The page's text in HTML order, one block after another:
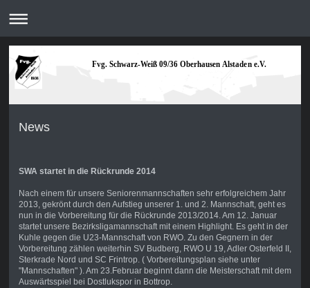
Fvg. Schwarz-Weiß 09/36 Oberhausen Alstaden e.V.
News
SWA startet in die Rückrunde 2014
Nach einem für unsere Seniorenmannschaften sehr erfolgreichem Jahr
2013, gekrönt durch den Aufstieg unserer 1. und 2. Mannschaft, geht es
nun in die Vorbereitung für die Rückrunde 2013/2014. Am 12. Januar
startet unsere Bezirksligamannschaft mit einem Highlight. Es geht in der
Kuhle gegen die U23-Mannschaft von RWO. Zu den Gegnern in der
Vorbereitung zählen weiterhin SV Budberg, RWO U 19, Adler Osterfeld II,
Sterkrade Nord und SC Frintrop. ( Vorbereitungsplan siehe unter
"Mannschaften" ). Am 23.Februar beginnt dann die Meisterschaft mit dem
Auswärtsspiel bei Dostlukspor in Bottrop.